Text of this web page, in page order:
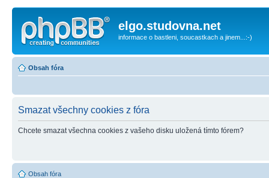
elgo.studovna.net
informace o bastleni, soucastkach a jinem...:-)
Obsah fóra
Smazat všechny cookies z fóra
Chcete smazat všechna cookies z vašeho disku uložená tímto fórem?
Obsah fóra